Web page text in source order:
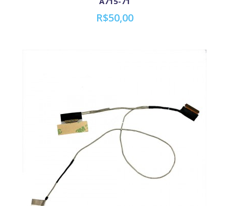
R$50,00